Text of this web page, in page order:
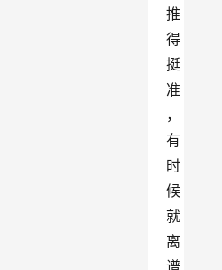
推
得
挺
准
，
有
时
候
就
离
谱